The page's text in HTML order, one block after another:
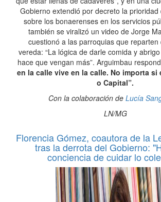
Gobierno extendió por decreto la
sobre los bonaerenses en los servicios
también se viralizó un video de Jorge
cuestionó a las parroquias que reparten
vereda: “La lógica de darle comida y
hace que vengan más”. Arguimbau
en la calle vive en la calle. No importa si
o Capital”.
Con la colaboración de Lucía
LN/MG
Florencia Gómez, coautora de la
tras la derrota del Gobierno:
conciencia de cuidar lo